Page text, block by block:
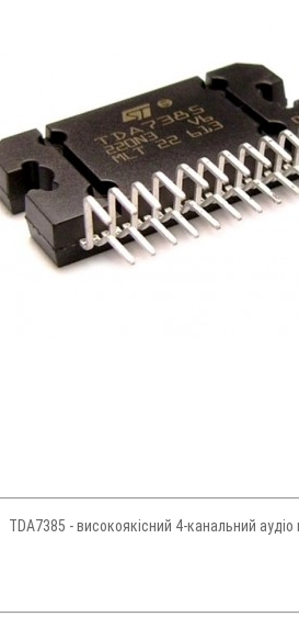
- високоякісний 4-канальний аудіо